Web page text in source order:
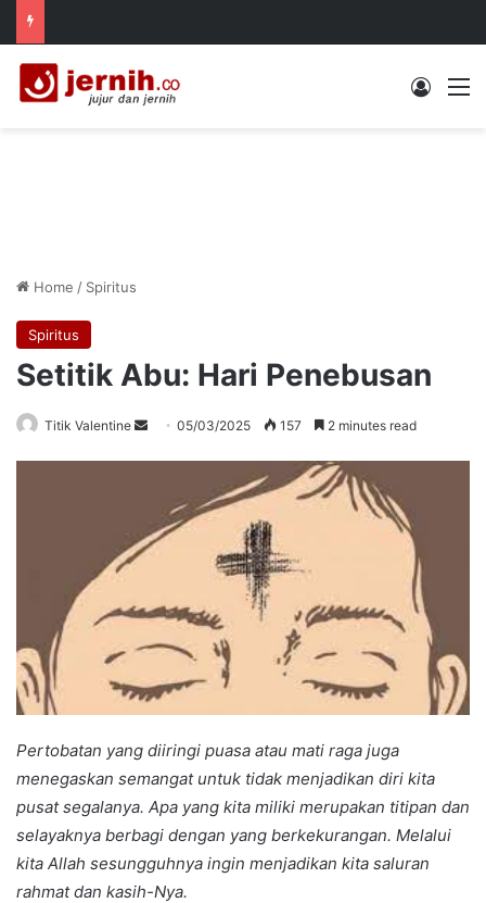
Log In
Home / Spiritus
Spiritus
Setitik Abu: Hari Penebusan
Titik Valentine
Send05/03/2025 157 2 minutes read
Pertobatan yang diiringi puasa atau mati raga juga
menegaskan semangat untuk tidak menjadikan diri kita
pusat segalanya. Apa yang kita miliki merupakan titipan dan
selayaknya berbagi dengan yang berkekurangan. Melalui
kita Allah sesungguhnya ingin menjadikan kita saluran
rahmat dan kasih-Nya.